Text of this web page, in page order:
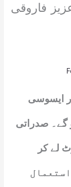
فاروقی
ایسوسی
گے۔ صدراتی
گجر ایڈوکیٹ 18 ووٹ لے کر
حق استعمال